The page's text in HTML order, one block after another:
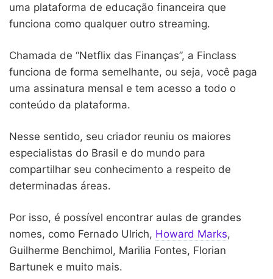
uma plataforma de educação financeira que
funciona como qualquer outro streaming.
Chamada de “Netflix das Finanças”, a Finclass
funciona de forma semelhante, ou seja, você paga
uma assinatura mensal e tem acesso a todo o
conteúdo da plataforma.
Nesse sentido, seu criador reuniu os maiores
especialistas do Brasil e do mundo para
compartilhar seu conhecimento a respeito de
determinadas áreas.
Por isso, é possível encontrar aulas de grandes
nomes, como Fernado Ulrich, Howard Marks,
Guilherme Benchimol, Marilia Fontes, Florian
Bartunek e muito mais.